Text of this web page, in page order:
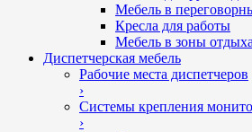
Мебель в
Кресла для работы
Мебель в зоны отдыха
Диспетчерская мебель
Рабочие места диспетчеров
›
Системы крепления
›